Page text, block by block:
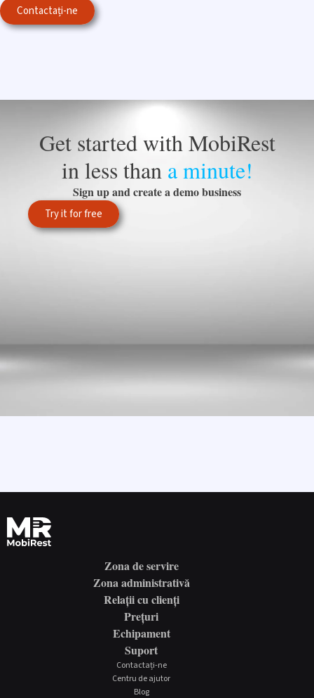
Contactați-ne
Get started with MobiRest
in less than a minute!
Sign up and create a demo business
Try it for free
Zona de servire
Zona administrativă
Relații cu clienți
Prețuri
Echipament
Suport
Contactați-ne
Centru de ajutor
Blog